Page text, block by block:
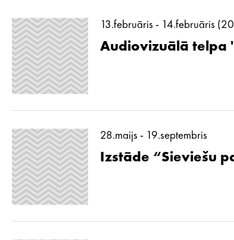
13.februāris - 14.februāris
Audiovizuālā telpa
28.maijs - 19.septembris
Izstāde “Sieviešu